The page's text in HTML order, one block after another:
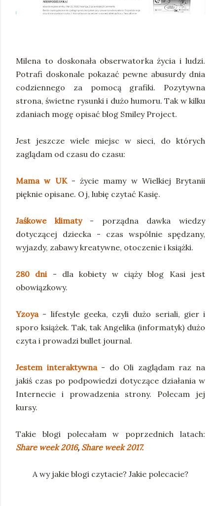
Milena to doskonała obserwatorka życia i ludzi.
Potrafi doskonale pokazać pewne abusurdy dnia
codziennego za pomocą grafiki. Pozytywna
strona, świetne rysunki i dużo humoru. Tak w kilku
zdaniach mogę opisać blog Smiley Project.
Jest jeszcze wiele miejsc w sieci, do których
zaglądam od czasu do czasu:
Mama w UK - życie mamy w Wielkiej Brytanii
pięknie opisane. Oj, lubię czytać Kasię.
Jaśkowe klimaty- porządna dawka wiedzy
dotyczącej dziecka - czas wspólnie spędzany,
wyjazdy, zabawy kreatywne, otoczenie i książki.
280 dni - dla kobiety w ciąży blog Kasi jest
obowiązkowy.
Yzoya- lifestyle geeka, czyli dużo seriali, gier i
sporo książek. Tak, tak Angelika (informatyk) dużo
czyta i prowadzi bullet journal.
Jestem interaktywna- do Oli zaglądam raz na
jakiś czas po podpowiedzi dotyczące działania w
Internecie i prowadzenia strony. Polecam jej
kursy.
Takie blogi polecałam w poprzednich latach:
Share week 2016, Share week 2017.
A wy jakie blogi czytacie? Jakie polecacie?